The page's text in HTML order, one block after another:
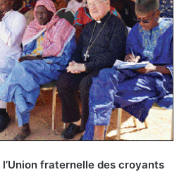
fraternelle des croyants